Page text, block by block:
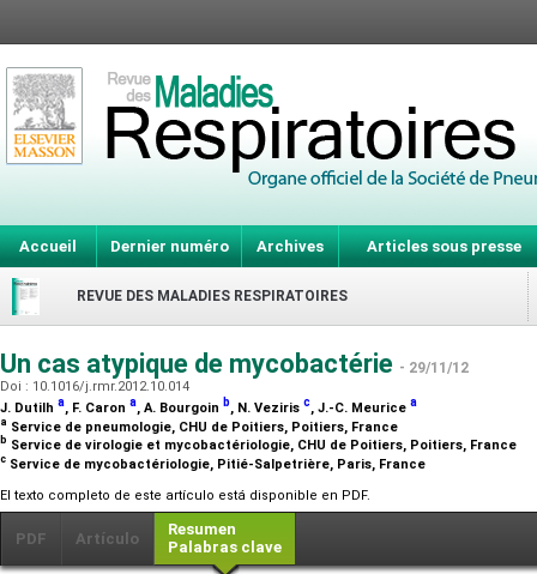
Accueil Dernier numéro Archives Articles sous presse
REVUE DES MALADIES RESPIRATOIRES
Un cas atypique de mycobactérie - 29/11/12
Doi : 10.1016/j.rmr.2012.10.014
J. Dutilh a, F. Caron a, A. Bourgoin b, N. Veziris c, J.-C. Meurice a
a Service de pneumologie, CHU de Poitiers, Poitiers, France
b Service de virologie et mycobactériologie, CHU de Poitiers, Poitiers, France
c Service de mycobactériologie, Pitié-Salpetrière, Paris, France
El texto completo de este artículo está disponible en PDF.
PDF Artículo
Resumen
Palabras clave